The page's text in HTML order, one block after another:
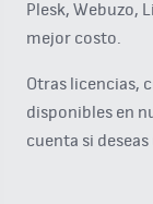
Plesk, Webuzo,
mejor costo.
Otras licencias,
disponibles en
cuenta si deseas